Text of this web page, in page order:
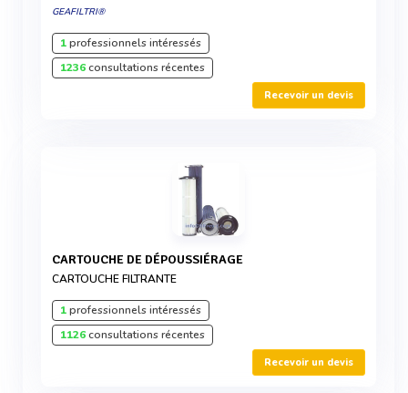
GEAFILTRI®
1professionnels intéressés
1236consultations récentes
Recevoir un devis
CARTOUCHE DE DÉPOUSSIÉRAGE
CARTOUCHE FILTRANTE
1professionnels intéressés
1126consultations récentes
Recevoir un devis